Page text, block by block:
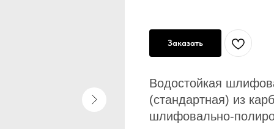
Заказать
Водостойкая
(стандартная) из
шлифовально-